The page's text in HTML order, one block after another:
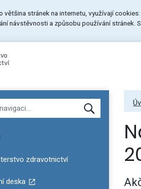
většina stránek na internetu, využívají
návstěvnosti a způsobu používání stránek.
pro Ministerstvo zdravotnictví
zdravotnictví
deska